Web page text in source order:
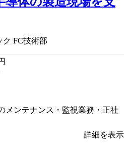
FC技術部
メンテナンス・監視業務・正社
詳細を表示